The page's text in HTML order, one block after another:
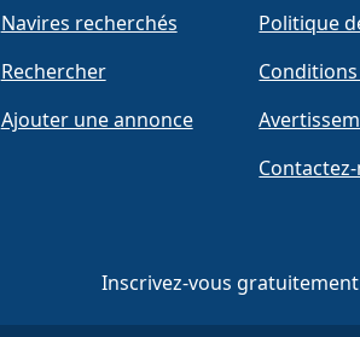
Navires recherchés
Rechercher
Ajouter une annonce
Politique
Inscrivez-vous gratuitement